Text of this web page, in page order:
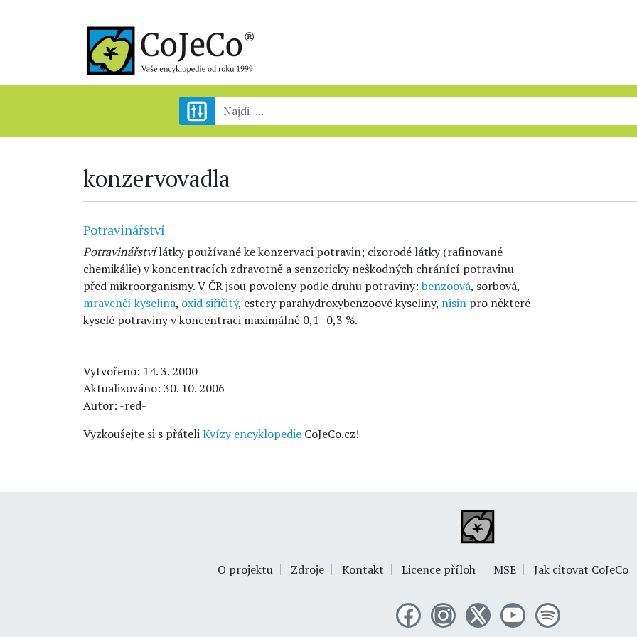
konzervovadla
Potravinářství
Potravinářstvílátky používané ke konzervaci potravin; cizorodé látky (rafinované
chemikálie) v koncentracích zdravotně a senzoricky neškodných chránící potravinu
před mikroorganismy. V ČR jsou povoleny podle druhu potraviny: benzoová, sorbová,
mravenčí kyselina, oxid siřičitý, estery parahydroxybenzoové kyseliny, nisin pro některé
kyselé potraviny v koncentraci maximálně 0,1–0,3 %.
Vytvořeno: 14. 3. 2000
Aktualizováno: 30. 10. 2006
Autor: -red-
Vyzkoušejte si s přáteliKvízy encyklopedie CoJeCo.cz!
O projektu Zdroje Kontakt Licence příloh MSE Jak citovat CoJeCo